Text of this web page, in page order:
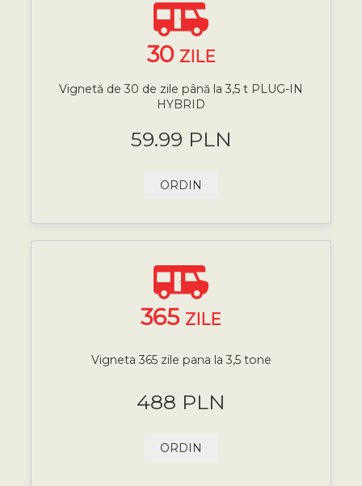
30 ZILE
Vignetă de 30 de zile până la 3,5 t PLUG-IN
HYBRID
59.99 PLN
ORDIN
365 ZILE
Vigneta 365 zile pana la 3,5 tone
488 PLN
ORDIN